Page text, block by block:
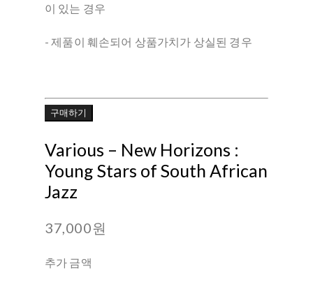
이 있는 경우
- 제품이 훼손되어 상품가치가 상실된 경우
구매하기
Various ‎– New Horizons :
Young Stars of South African
Jazz
37,000원
추가 금액